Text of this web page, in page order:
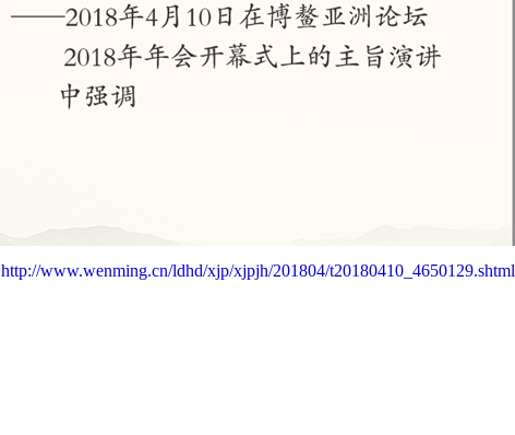
http://www.wenming.cn/ldhd/xjp/xjpjh/201804/t20180410_4650129.shtml